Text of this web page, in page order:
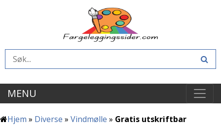
MENU
Hjem » Diverse » Vindmølle » Gratis utskriftbar